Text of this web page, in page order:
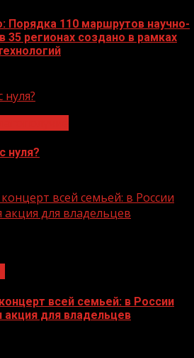
110 маршрутов научно-
35 регионах создано в рамках
нуля?
нуля?
всей семьей: в России
акция для владельцев
всей семьей: в России
акция для владельцев